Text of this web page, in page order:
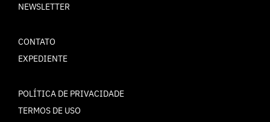
NEWSLETTER
CONTATO
EXPEDIENTE
POLÍTICA DE PRIVACIDADE
TERMOS DE USO